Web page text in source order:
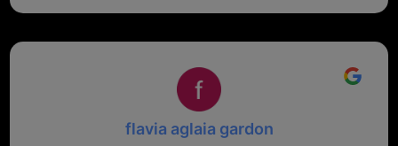
mio riferimento. Ah dimenticavo...da loro sono riuscita
Top top top!!!
flavia aglaia gardon